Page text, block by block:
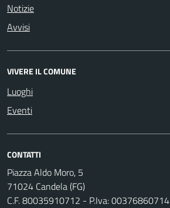
Notizie
Avvisi
VIVERE IL COMUNE
Luoghi
Eventi
CONTATTI
Piazza Aldo Moro, 5
71024 Candela (FG)
C.F. 80035910712 - P.Iva: 00376860714